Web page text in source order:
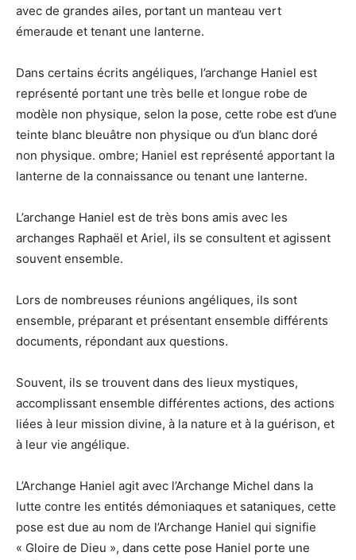
avec de grandes ailes, portant un manteau vert
émeraude et tenant une lanterne.
Dans certains écrits angéliques, l’archange Haniel est
représenté portant une très belle et longue robe de
modèle non physique, selon la pose, cette robe est d’une
teinte blanc bleuâtre non physique ou d’un blanc doré
non physique. ombre; Haniel est représenté apportant la
lanterne de la connaissance ou tenant une lanterne.
L’archange Haniel est de très bons amis avec les
archanges Raphaël et Ariel, ils se consultent et agissent
souvent ensemble.
Lors de nombreuses réunions angéliques, ils sont
ensemble, préparant et présentant ensemble différents
documents, répondant aux questions.
Souvent, ils se trouvent dans des lieux mystiques,
accomplissant ensemble différentes actions, des actions
liées à leur mission divine, à la nature et à la guérison, et
à leur vie angélique.
L’Archange Haniel agit avec l’Archange Michel dans la
lutte contre les entités démoniaques et sataniques, cette
pose est due au nom de l’Archange Haniel qui signifie
« Gloire de Dieu », dans cette pose Haniel porte une